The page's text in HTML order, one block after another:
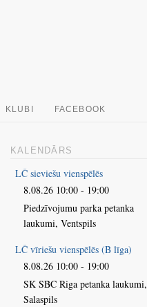
KLUBI FACEBOOK
KALENDĀRS
LČ sieviešu vienspēlēs
8.08.26 10:00 - 19:00
Piedzīvojumu parka petanka
laukumi, Ventspils
LČ vīriešu vienspēlēs (B līga)
8.08.26 10:00 - 19:00
SK SBC Riga petanka laukumi,
Salaspils